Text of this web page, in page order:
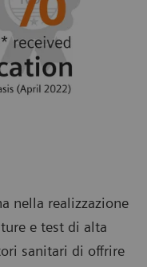
nella realizzazione
e test di alta
sanitari di offrire